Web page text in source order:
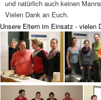
und natürlich auch keinen
Vielen Dank an Euch.
Unsere Eltern im Einsatz - vielen